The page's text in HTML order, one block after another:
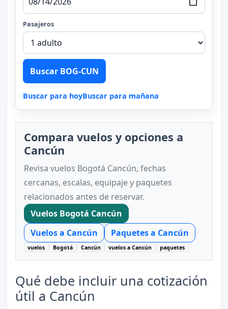
Pasajeros
Buscar BOG-CUN
Buscar para hoyBuscar para mañana
Compara vuelos y opciones a
Cancún
Revisa vuelos Bogotá Cancún, fechas
cercanas, escalas, equipaje y paquetes
relacionados antes de reservar.
Vuelos Bogotá Cancún
Vuelos a Cancún
Paquetes a Cancún
vuelos Bogotá Cancún vuelos a Cancún paquetes
Qué debe incluir una cotización
útil a Cancún